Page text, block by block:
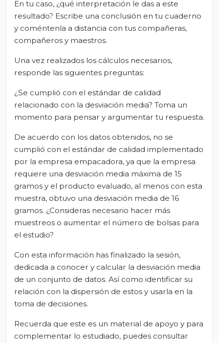
En tu caso, ¿qué interpretación le das a este
resultado? Escribe una conclusión en tu cuaderno
y coméntenla a distancia con tus compañeras,
compañeros y maestros.
Una vez realizados los cálculos necesarios,
responde las siguientes preguntas:
¿Se cumplió con el estándar de calidad
relacionado con la desviación media? Toma un
momento para pensar y argumentar tu respuesta.
De acuerdo con los datos obtenidos, no se
cumplió con el estándar de calidad implementado
por la empresa empacadora, ya que la empresa
requiere una desviación media máxima de 15
gramos y el producto evaluado, al menos con esta
muestra, obtuvo una desviación media de 16
gramos. ¿Consideras necesario hacer más
muestreos o aumentar el número de bolsas para
el estudio?
Con esta información has finalizado la sesión,
dedicada a conocer y calcular la desviación media
de un conjunto de datos. Así como identificar su
relación con la dispersión de estos y usarla en la
toma de decisiones.
Recuerda que este es un material de apoyo y para
complementar lo estudiado, puedes consultar